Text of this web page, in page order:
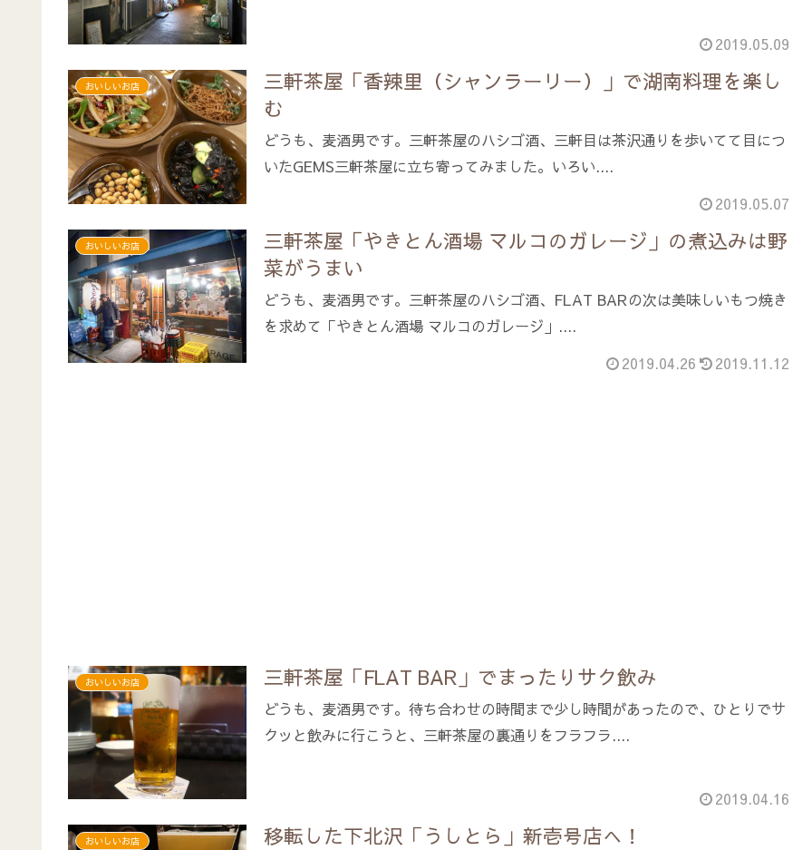
2019.05.09
おいしいお店
三軒茶屋「香辣里（シャンラーリー）」で湖南料理を楽し
む
どうも、麦酒男です。三軒茶屋のハシゴ酒、三軒目は茶沢通りを歩いてて目につ
いたGEMS三軒茶屋に立ち寄ってみました。いろい....
2019.05.07
おいしいお店
三軒茶屋「やきとん酒場 マルコのガレージ」の煮込みは野
菜がうまい
どうも、麦酒男です。三軒茶屋のハシゴ酒、FLAT BARの次は美味しいもつ焼き
を求めて「やきとん酒場 マルコのガレージ」....
2019.04.26
2019.11.12
おいしいお店 三軒茶屋「FLAT BAR」でまったりサク飲み
どうも、麦酒男です。待ち合わせの時間まで少し時間があったので、ひとりでサ
クッと飲みに行こうと、三軒茶屋の裏通りをフラフラ....
2019.04.16
おいしいお店 移転した下北沢「うしとら」新壱号店へ！